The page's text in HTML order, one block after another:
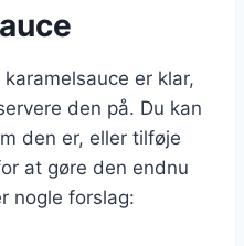
er klar,
den på. Du kan
den er, eller tilføje
at gøre den endnu
nogle forslag: